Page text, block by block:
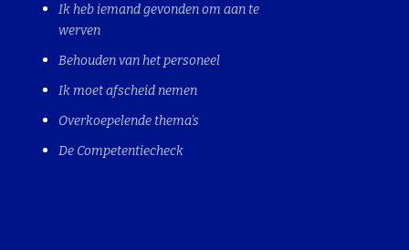
Ik heb iemand gevonden om aan te
werven
Behouden van het personeel
Ik moet afscheid nemen
Overkoepelende thema's
De Competentiecheck